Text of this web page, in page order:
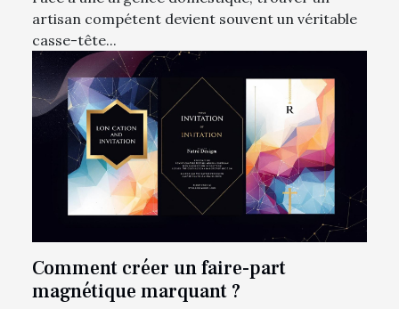
artisan compétent devient souvent un véritable
casse-tête...
Comment créer un faire-part
magnétique marquant ?